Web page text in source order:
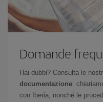
Domande
Hai dubbi? Consulta le
documentazione:
con Iberia, nonché le